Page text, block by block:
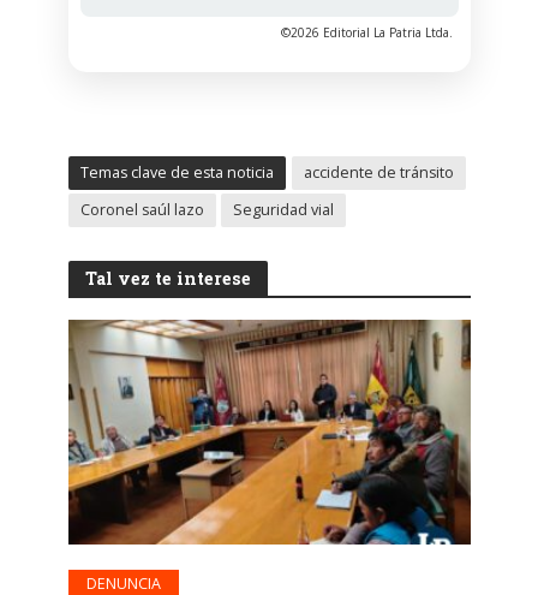
©2026 Editorial La Patria Ltda.
Temas clave de esta noticia
accidente de tránsito
Coronel saúl lazo
Seguridad vial
Tal vez te interese
DENUNCIA